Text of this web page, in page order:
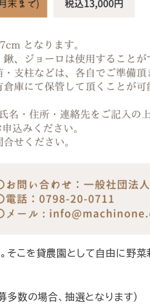
そこを貸農園として自由に野
多数の場合、抽選となります）